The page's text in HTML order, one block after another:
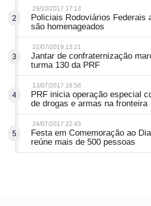
2
29/10/2017 17:13
Policiais Rodoviários Federais
são homenageados
3
22/07/2019 13:21
Jantar de confraternização
turma 130 da PRF
4
13/07/2017 18:58
PRF inicia operação especial
de drogas e armas na fronteira
5
24/07/2017 22:43
Festa em Comemoração ao
reúne mais de 500 pessoas